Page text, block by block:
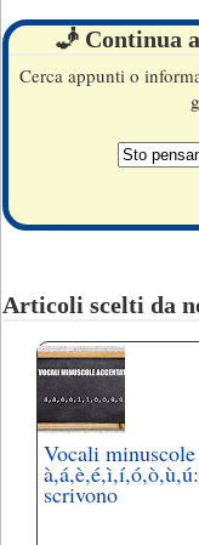
🧞 Continua
Cerca appunti o
Articoli scelti da
Vocali minuscole
scrivono